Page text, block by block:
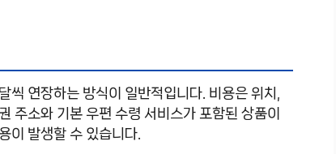
연장하는 방식이 일반적입니다. 비용은 위치,
주소와 기본 우편 수령 서비스가 포함된 상품이
이 발생할 수 있습니다.